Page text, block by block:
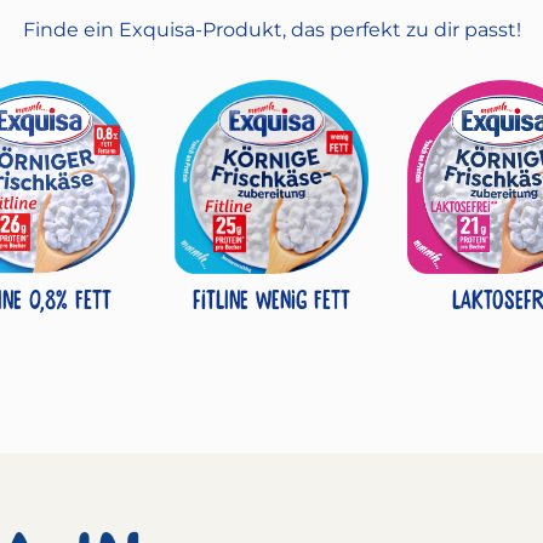
Finde ein Exquisa-Produkt, das perfekt zu dir passt!
0,8% Fett Fitline wenig Fett